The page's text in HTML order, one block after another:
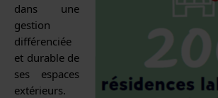
dans une
gestion
différenciée
et durable de
ses espaces
extérieurs.